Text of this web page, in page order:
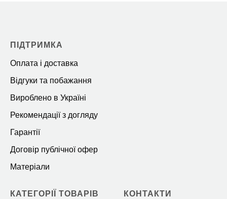
ПІДТРИМКА
Оплата і доставка
Відгуки та побажання
Вироблено в Україні
Рекомендації з догляду
Гарантії
Договір публічної офер
Матеріали
КАТЕГОРІЇ ТОВАРІВ КОНТАКТИ